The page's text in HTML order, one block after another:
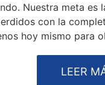
Nuestra meta
con la
hoy mismo para
LEER